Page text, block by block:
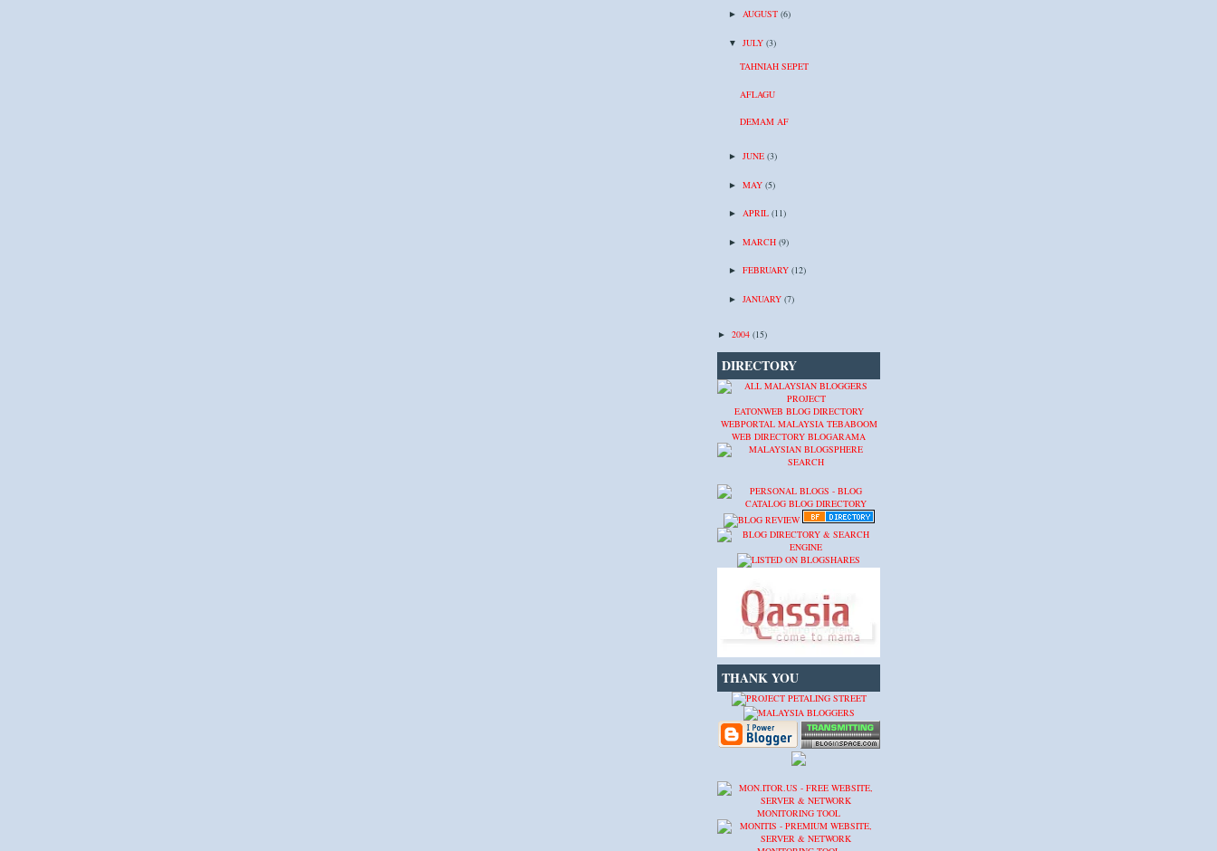
► AUGUST (6)
▼ JULY (3)
TAHNIAH SEPET
AFLAGU
DEMAM AF
► JUNE (3)
► MAY (5)
► APRIL (11)
► MARCH (9)
► FEBRUARY (12)
► JANUARY (7)
► 2004 (15)
DIRECTORY
EATONWEB BLOG DIRECTORY
WEBPORTAL MALAYSIA TEBABOOM
WEB DIRECTORY BLOGARAMA
THANK YOU